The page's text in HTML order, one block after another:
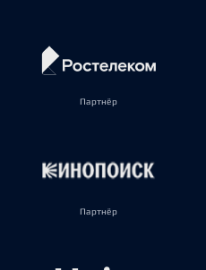
Партнёр
Партнёр